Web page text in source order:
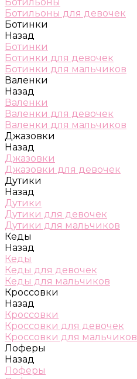
Ботильоны для девочек
Ботинки
Назад
Ботинки
Ботинки для девочек
Ботинки для мальчиков
Валенки
Назад
Валенки
Валенки для девочек
Валенки для мальчиков
Джазовки
Назад
Джазовки
Джазовки для девочек
Дутики
Назад
Дутики
Дутики для девочек
Дутики для мальчиков
Кеды
Назад
Кеды
Кеды для девочек
Кеды для мальчиков
Кроссовки
Назад
Кроссовки
Кроссовки для девочек
Кроссовки для мальчиков
Лоферы
Назад
Лоферы